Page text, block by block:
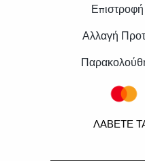
Επιστροφή
Αλλαγή
ΛΆΒΕΤΕ